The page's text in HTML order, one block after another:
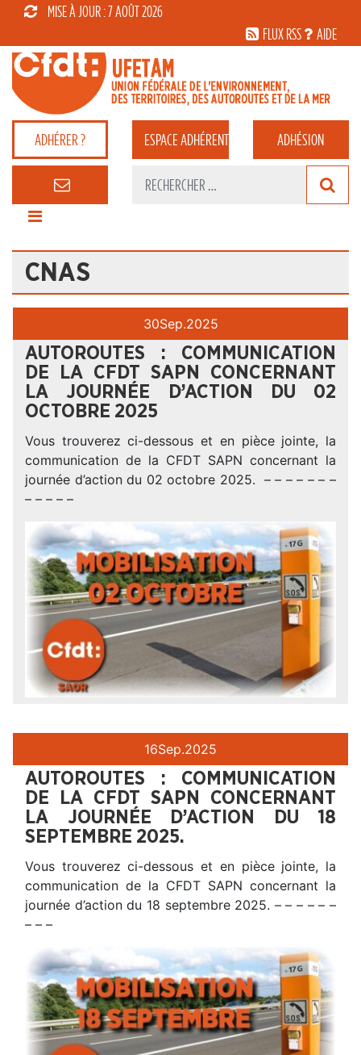
MISE À JOUR : 7 AOÛT 2026
FLUX RSS
AIDE
ADHÉRER ? ESPACEADHÉRENT ADHÉSION
CNAS
30Sep.2025
AUTOROUTES : COMMUNICATION
DE LA CFDT SAPN CONCERNANT
LA JOURNÉE D’ACTION DU 02
OCTOBRE 2025
Vous trouverez ci-dessous et en pièce jointe, la
communication de la CFDT SAPN concernant la
journée d’action du 02 octobre 2025. – – – – – – –
– – – – –
16Sep.2025
AUTOROUTES : COMMUNICATION
DE LA CFDT SAPN CONCERNANT
LA JOURNÉE D’ACTION DU 18
SEPTEMBRE 2025.
Vous trouverez ci-dessous et en pièce jointe, la
communication de la CFDT SAPN concernant la
journée d’action du 18 septembre 2025. – – – – – –
– – –